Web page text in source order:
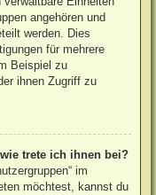
angehören und
werden. Dies
für mehrere
Beispiel zu
ihnen Zugriff zu
trete ich ihnen bei?
im
möchtest, kannst du